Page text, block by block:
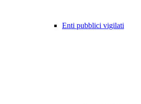
Enti pubblici vigilati